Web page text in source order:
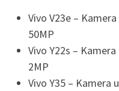
Vivo V23e –
50MP
Vivo Y22s –
2MP
Vivo Y35 – Kamera